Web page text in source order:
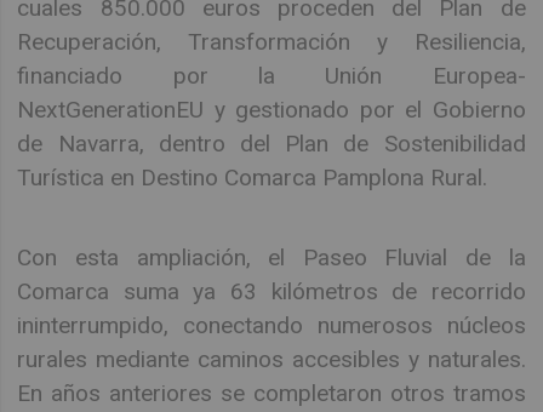
cuales 850.000 euros proceden del Plan de
Recuperación, Transformación y Resiliencia,
financiado por la Unión Europea-
NextGenerationEU y gestionado por el Gobierno
de Navarra, dentro del Plan de Sostenibilidad
Turística en Destino Comarca Pamplona Rural.
Con esta ampliación, el Paseo Fluvial de la
Comarca suma ya 63 kilómetros de recorrido
ininterrumpido, conectando numerosos núcleos
rurales mediante caminos accesibles y naturales.
En años anteriores se completaron otros tramos